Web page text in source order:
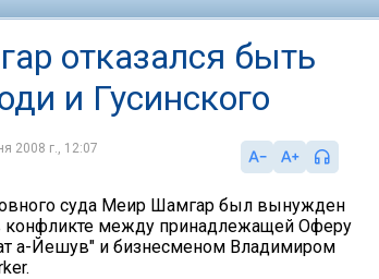
отказался быть
и Гусинского
2008 г., 12:07
суда Меир Шамгар был вынужден
конфликте между принадлежащей Оферу
а-Йешув" и бизнесменом Владимиром